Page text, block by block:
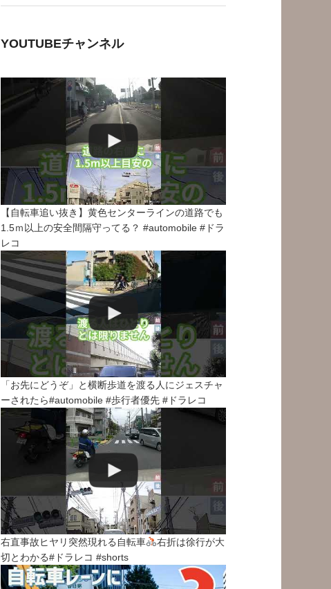
YOUTUBEチャンネル
【自転車追い抜き】黄色センターラインの道路でも
1.5ｍ以上の安全間隔守ってる？ #automobile #ドラ
レコ
「お先にどうぞ」と横断歩道を渡る人にジェスチャ
ーされたら#automobile #歩行者優先 #ドラレコ
右直事故ヒヤリ突然現れる自転車
右折は徐行が大
切とわかる#ドラレコ #shorts